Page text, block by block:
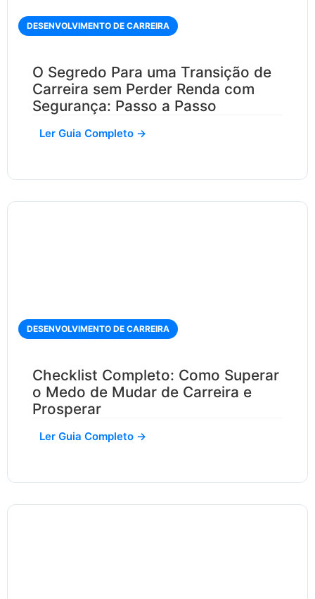
DESENVOLVIMENTO DE CARREIRA
O Segredo Para uma Transição de
Carreira sem Perder Renda com
Segurança: Passo a Passo
Ler Guia Completo →
DESENVOLVIMENTO DE CARREIRA
Checklist Completo: Como Superar
o Medo de Mudar de Carreira e
Prosperar
Ler Guia Completo →